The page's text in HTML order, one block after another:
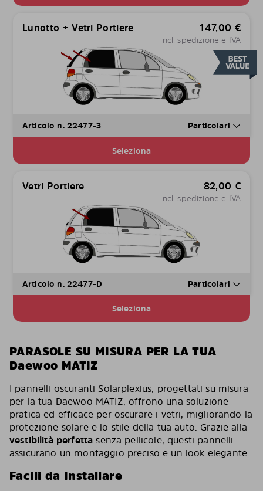
Lunotto + Vetri Portiere 147,00 €
incl. spedizione e IVA
Articolo n. 22477-3 Particolari
Seleziona
Vetri Portiere 82,00 €
incl. spedizione e IVA
Articolo n. 22477-D Particolari
Seleziona
PARASOLE SU MISURA PER LA TUA
Daewoo MATIZ
I pannelli oscuranti Solarplexius, progettati su misura
per la tua Daewoo MATIZ, offrono una soluzione
pratica ed efficace per oscurare i vetri, migliorando la
protezione solare e lo stile della tua auto. Grazie alla
vestibilità perfetta senza pellicole, questi pannelli
assicurano un montaggio preciso e un look elegante.
Facili da Installare